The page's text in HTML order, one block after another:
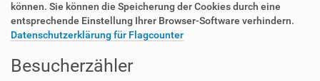
können. Sie können die Speicherung der Cookies durch eine
entsprechende Einstellung Ihrer Browser-Software verhindern.
Datenschutzerklärung für Flagcounter
Besucherzähler